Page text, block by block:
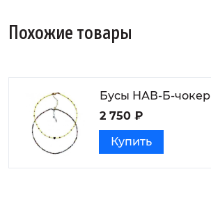
Похожие товары
Бусы НАВ-Б-чокер
2 750 ₽
Купить